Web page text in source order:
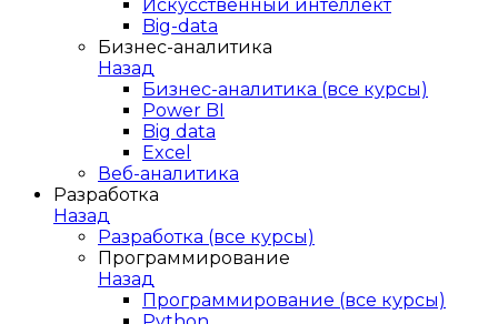
Искусственный интеллект
Big-data
Бизнес-аналитика
Назад
Бизнес-аналитика (все курсы)
Power BI
Big data
Excel
Веб-аналитика
Разработка
Назад
Разработка (все курсы)
Программирование
Назад
Программирование (все курсы)